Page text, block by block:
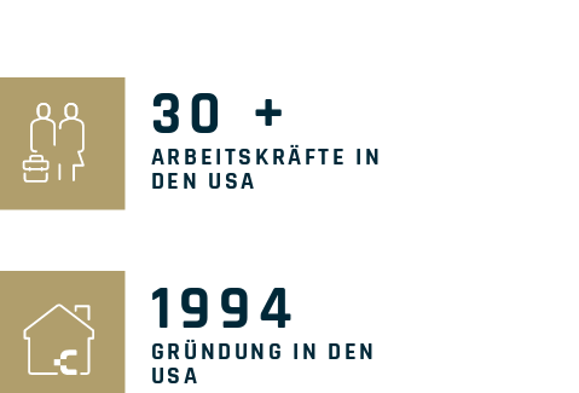
30 +
ARBEITSKRÄFTE IN
DEN USA
1994
GRÜNDUNG IN DEN
USA